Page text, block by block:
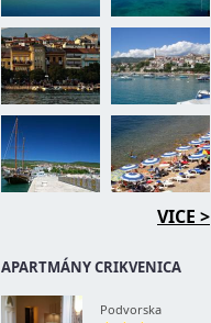
VICE >
APARTMÁNY CRIKVENICA
Podvorska